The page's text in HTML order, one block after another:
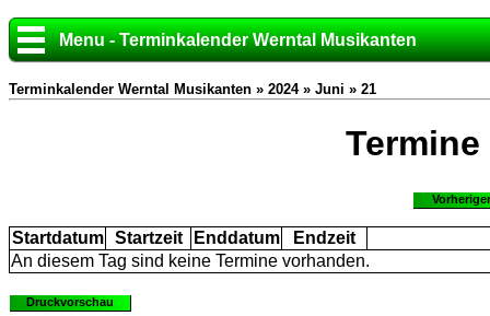
Menu - Terminkalender Werntal Musikanten
Terminkalender Werntal Musikanten » 2024» Juni » 21
Termine
Startdatum Startzeit Enddatum
Endzeit
An diesem Tag sind keine Termine vorhanden.
Druckvorschau